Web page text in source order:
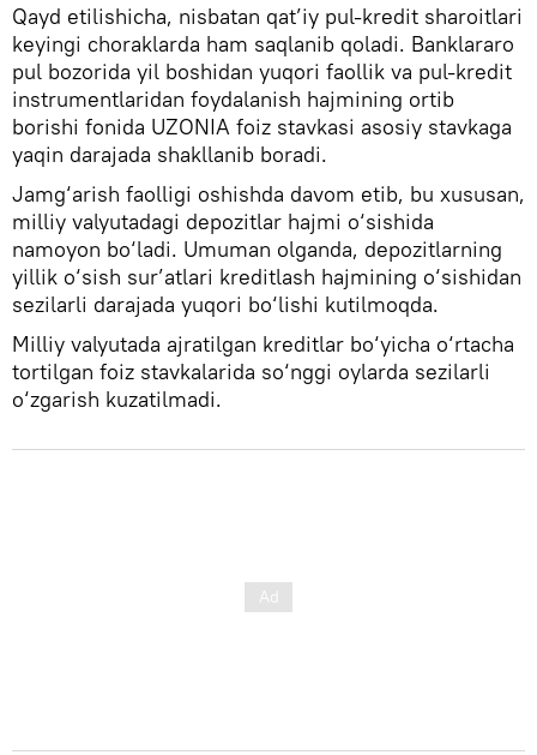
Qayd etilishicha, nisbatan qat’iy pul-kredit sharoitlari
keyingi choraklarda ham saqlanib qoladi. Banklararo
pul bozorida yil boshidan yuqori faollik va pul-kredit
instrumentlaridan foydalanish hajmining ortib
borishi fonida UZONIA foiz stavkasi asosiy stavkaga
yaqin darajada shakllanib boradi.
Jamg‘arish faolligi oshishda davom etib, bu xususan,
milliy valyutadagi depozitlar hajmi o‘sishida
namoyon bo‘ladi. Umuman olganda, depozitlarning
yillik o‘sish sur’atlari kreditlash hajmining o‘sishidan
sezilarli darajada yuqori bo‘lishi kutilmoqda.
Milliy valyutada ajratilgan kreditlar bo‘yicha o‘rtacha
tortilgan foiz stavkalarida so‘nggi oylarda sezilarli
o‘zgarish kuzatilmadi.